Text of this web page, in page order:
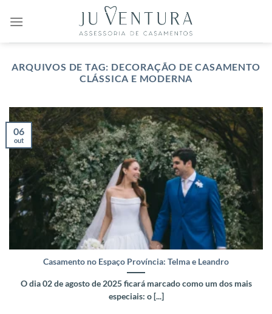
ARQUIVOS DE TAG: DECORAÇÃO DE CASAMENTO
CLÁSSICA E MODERNA
Casamento no Espaço Província: Telma e Leandro
O dia 02 de agosto de 2025 ficará marcado como um dos mais
especiais: o [...]
06
out